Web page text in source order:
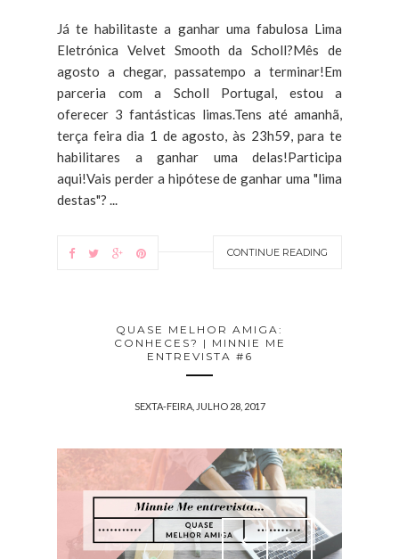
Já te habilitaste a ganhar uma fabulosa Lima
Eletrónica Velvet Smooth da Scholl?Mês de
agosto a chegar, passatempo a terminar!Em
parceria com a Scholl Portugal, estou a
oferecer 3 fantásticas limas.Tens até amanhã,
terça feira dia 1 de agosto, às 23h59, para te
habilitares a ganhar uma delas!Participa
aqui!Vais perder a hipótese de ganhar uma "lima
destas"? ...
CONTINUE READING
QUASE MELHOR AMIGA:
CONHECES? | MINNIE ME
ENTREVISTA #6
SEXTA-FEIRA, JULHO 28, 2017